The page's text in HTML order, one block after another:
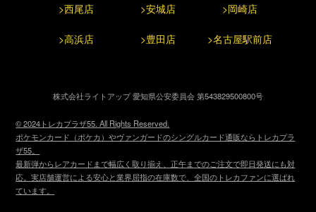
>西尾店 >安城店 >岡崎店
>高浜店 >豊田店 >名古屋駅前店
株式会社ライトアップ 愛知県公安委員会 第543829500800号
© 2024トレカプラザ55. All Rights Reserved.
ポケモンカード（ポケカ）やヴァンガードのシングルカード通販ならトレカプラ
ザ55。
最新弾からレアカードまで幅広く取り揃え、正午までのご注文で即日発送にも対
応。実店舗運営による安心と業界屈指の在庫数で、全国のトレカファンに選ばれ
ています。